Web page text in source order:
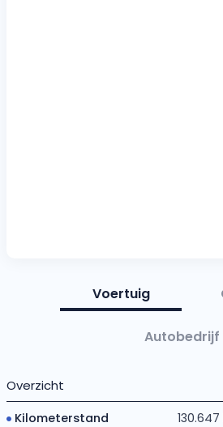
Voertuig
Autobedrijf
Overzicht
Kilometerstand